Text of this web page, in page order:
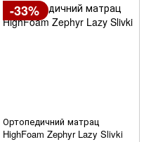
-33%
Ортопедичний матрац
HighFoam Zephyr Lazy Slivki